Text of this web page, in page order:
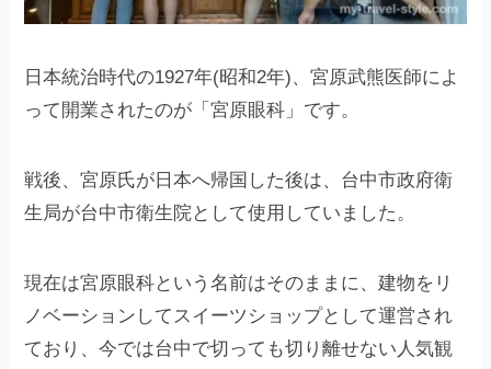
日本統治時代の1927年(昭和2年)、宮原武熊医師によ
って開業されたのが「宮原眼科」です。
戦後、宮原氏が日本へ帰国した後は、台中市政府衛
生局が台中市衛生院として使用していました。
現在は宮原眼科という名前はそのままに、建物をリ
ノベーションしてスイーツショップとして運営され
ており、今では台中で切っても切り離せない人気観